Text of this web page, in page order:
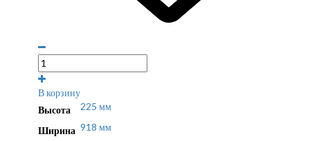
В корзину
Высота
225 мм
Ширина 918 мм